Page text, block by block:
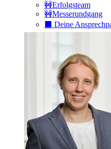
🚧Erfolgsteam
🚧Messerundgang
⬛️ Deine